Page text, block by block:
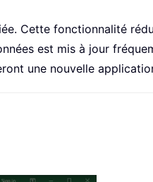
Cette fonctionnalité
est mis à jour
une nouvelle